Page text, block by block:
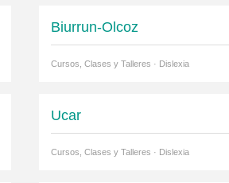
Biurrun-Olcoz
Cursos, Clases y Talleres · Dislexia
Ucar
Cursos, Clases y Talleres · Dislexia